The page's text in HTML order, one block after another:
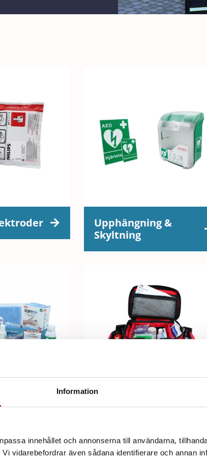
Information
innehållet och annonserna till användarna,
vidarebefordrar även sådana identifierare och annan
Upphängning &
Skyltning